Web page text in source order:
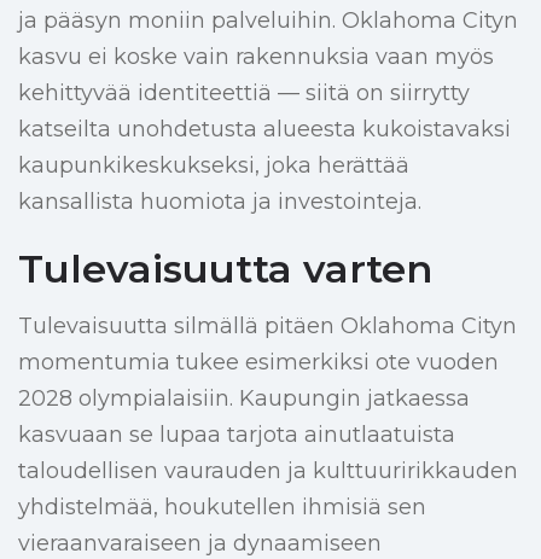
ja pääsyn moniin palveluihin. Oklahoma Cityn
kasvu ei koske vain rakennuksia vaan myös
kehittyvää identiteettiä — siitä on siirrytty
katseilta unohdetusta alueesta kukoistavaksi
kaupunkikeskukseksi, joka herättää
kansallista huomiota ja investointeja.
Tulevaisuutta varten
Tulevaisuutta silmällä pitäen Oklahoma Cityn
momentumia tukee esimerkiksi ote vuoden
2028 olympialaisiin. Kaupungin jatkaessa
kasvuaan se lupaa tarjota ainutlaatuista
taloudellisen vaurauden ja kulttuuririkkauden
yhdistelmää, houkutellen ihmisiä sen
vieraanvaraiseen ja dynaamiseen